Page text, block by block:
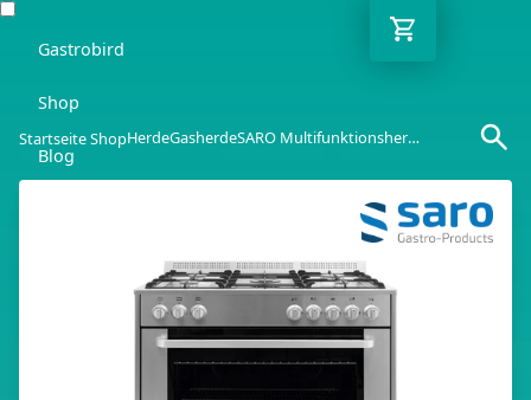
Gastrobird
Shop
Blog
Startseite ShopHerdeGasherde SARO Multifunktionsherd TS95C61LX